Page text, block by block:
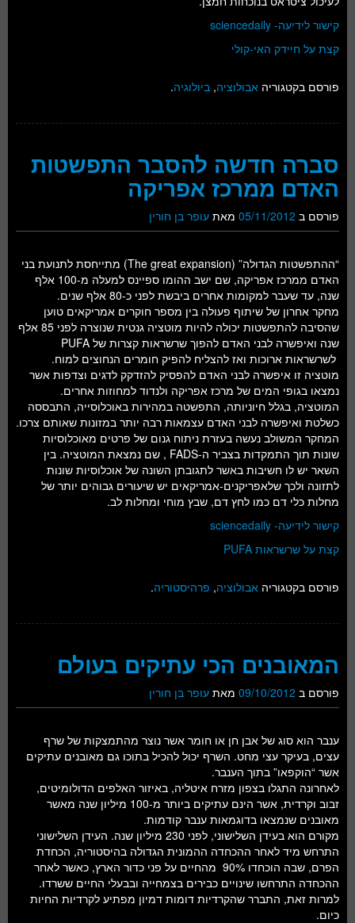
קישור לידיעה- sciencedaily
קצת על חיידק האי-קולי
פורסם בקטגוריה אבולוציה, ביולוגיה.
סברה חדשה להסבר התפשטות
האדם ממרכז אפריקה
פורסם ב 05/11/2012 מאת עופר בן חורין
“ההתפשטות הגדולה” (The great expansion) מתייחסת לתנועת בני
האדם ממרכז אפריקה, שם ישב ההומו ספיינס למעלה מ-100 אלף
שנה, עד שעבר למקומות אחרים ביבשת לפני כ-80 אלף שנים.
מחקר אחרון של שיתוף פעולה בין מספר חוקרים אמריקאים טוען
שהסיבה להתפשטות יכולה להיות מוטציה גנטית שנוצרה לפני 85 אלף
שנה ואיפשרה לבני האדם להפוך שרשראות קצרות של PUFA
לשרשראות ארוכות ואז להצליח להפיק חומרים הנחוצים למוח.
מוטציה זו איפשרה לבני האדם להפסיק להזדקק לדגים וצדפות אשר
נמצאו בגופי המים של מרכז אפריקה ולנדוד למחוזות אחרים.
המוטציה, בגלל חיוניותה, התפשטה במהירות באוכלוסייה, התבססה
כשלטת ואיפשרה לבני האדם עצמאות רבה יותר במזונות שאותם צרכו.
המחקר המשולב נעשה בעזרת ניתוח גנום של פרטים מאוכלוסיות
שונות תוך התמקדות בצביר ה-FADS , שם נמצאת המוטציה. בין
השאר יש לו חשיבות באשר לתגובתן השונה של אוכלוסיות שונות
לתזונה ולכך שלאפריקנים-אמריקאים יש שיעורים גבוהים יותר של
מחלות כלי דם כמו לחץ דם, שבץ מוחי ומחלות לב.
קישור לידיעה- sciencedaily
קצת על שרשראות PUFA
פורסם בקטגוריה אבולוציה, פרהיסטוריה.
המאובנים הכי עתיקים בעולם
פורסם ב 09/10/2012 מאת עופר בן חורין
ענבר הוא סוג של אבן חן או חומר אשר נוצר מהתמצקות של שרף
עצים, בעיקר עצי מחט. השרף יכול להכיל בתוכו גם מאובנים עתיקים
אשר “הוקפאו” בתוך הענבר.
לאחרונה התגלו בצפון מזרח איטליה, באיזור האלפים הדולומיטים,
זבוב וקרדית, אשר הינם עתיקים ביותר מ-100 מיליון שנה מאשר
מאובנים שנמצאו בדוגמאות ענבר קודמות.
מקורם הוא בעידן השלישוני, לפני 230 מיליון שנה. העידן השלישוני
התרחש מיד לאחר ההכחדה ההמונית הגדולה בהיסטוריה, הכחדת
הפרם, שבה הוכחדו 90% מהחיים על פני כדור הארץ, כאשר לאחר
ההכחדה התרחשו שינויים כבירים בצמחייה ובבעלי החיים ששרדו.
למרות זאת, התברר שהקרדיות דומות דמיון מפתיע לקרדיות החיות
כיום.